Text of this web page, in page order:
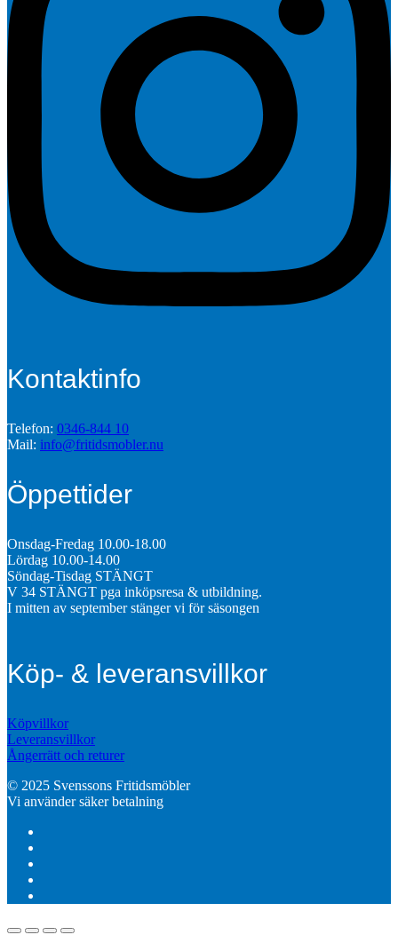
Kontaktinfo
Telefon: 0346-844 10
Mail: info@fritidsmobler.nu
Öppettider
Onsdag-Fredag 10.00-18.00
Lördag 10.00-14.00
Söndag-Tisdag STÄNGT
V 34 STÄNGT pga inköpsresa & utbildning.
I mitten av september stänger vi för säsongen
Köp- & leveransvillkor
Köpvillkor
Leveransvillkor
Ångerrätt och returer
© 2025 Svenssons Fritidsmöbler
Vi använder säker betalning